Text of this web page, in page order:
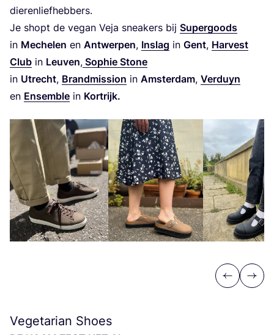
dierenliefhebbers.
Je shopt de vegan Veja snea­kers bij Super­goods
in Meche­len en Ant­wer­pen, Inslag in Gent, Har­vest
Club in Leu­ven, Sop­hie Sto­ne
in Utrecht, Brand­mis­si­on in Amster­dam, Ver­duyn
en Ensem­ble in Kort­rijk.
Previous
Next
Vegetarian Shoes